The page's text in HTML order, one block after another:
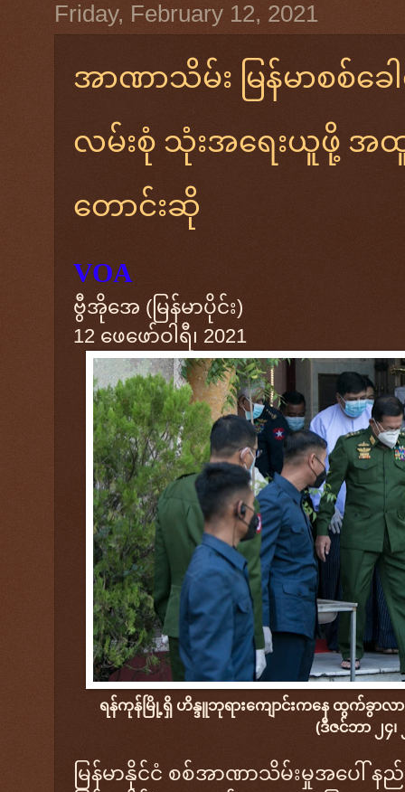
Friday, February 12, 2021
အာဏာသိမ်း မြန်မာစစ်ခေ
လမ်းစုံ သုံးအရေးယူဖို့
တောင်းဆို
VOA
ဗွီအိုအေ (မြန်မာပိုင်း)
12 ဖေဖော်ဝါရီ၊ 2021
ရန်ကုန်မြို့ရှိ ဟိန္ဒူဘုရားကျောင်းကနေ ထွက်ခွာလ
(ဒီဇင်ဘာ ၂၄၊
မြန်မာနိုင်ငံ စစ်အာဏာသိမ်းမှုအပေါ် န